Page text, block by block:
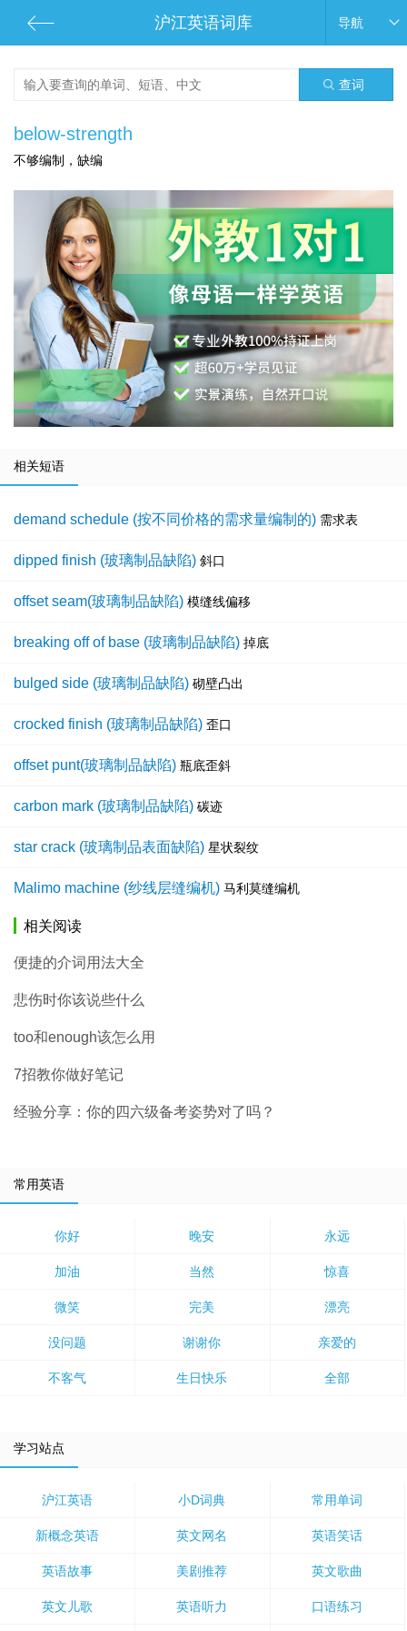
沪江英语词库 导航
查词
below-strength
不够编制，缺编
相关短语
demand schedule (按不同价格的需求量编制的) 需求表
dipped finish (玻璃制品缺陷) 斜口
offset seam(玻璃制品缺陷) 模缝线偏移
breaking off of base (玻璃制品缺陷) 掉底
bulged side (玻璃制品缺陷) 砌壁凸出
crocked finish (玻璃制品缺陷) 歪口
offset punt(玻璃制品缺陷) 瓶底歪斜
carbon mark (玻璃制品缺陷) 碳迹
star crack (玻璃制品表面缺陷) 星状裂纹
Malimo machine (纱线层缝编机) 马利莫缝编机
相关阅读
便捷的介词用法大全
悲伤时你该说些什么
too和enough该怎么用
7招教你做好笔记
经验分享：你的四六级备考姿势对了吗？
常用英语
你好 晚安 永远
加油 当然 惊喜
微笑 完美 漂亮
没问题 谢谢你 亲爱的
不客气 生日快乐 全部
学习站点
沪江英语 小D词典 常用单词
新概念英语 英文网名 英语笑话
英语故事 美剧推荐 英文歌曲
英文儿歌 英语听力 口语练习